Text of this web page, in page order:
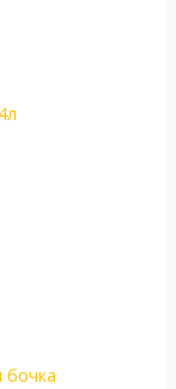
бочка